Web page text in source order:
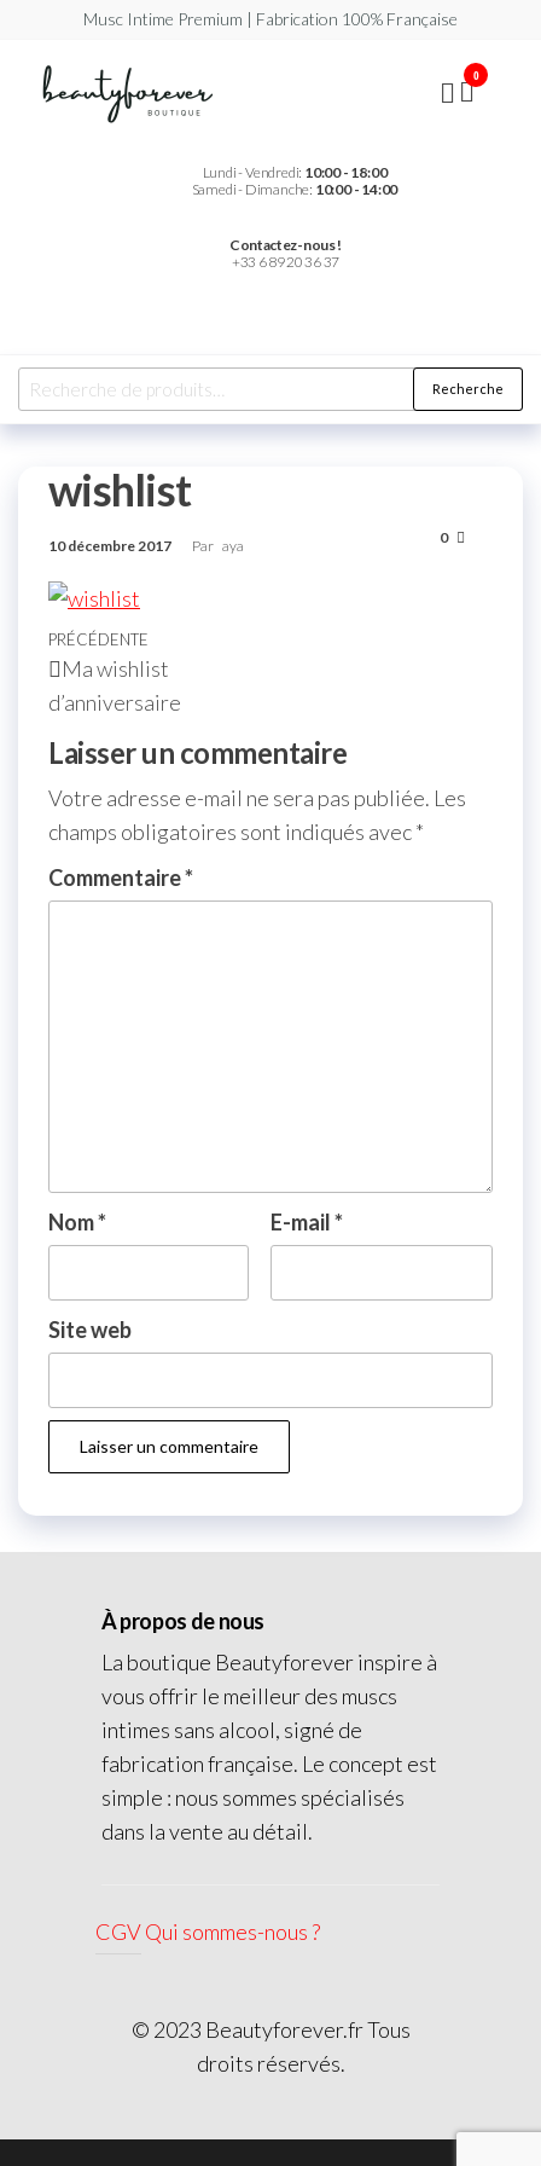
Musc Intime Premium | Fabrication 100% Française
Beautyforever
Lundi - Vendredi: 10:00 - 18:00
Samedi - Dimanche: 10:00 - 14:00
Contactez-nous !
+33 6 89 20 36 37
0
Recherche
wishlist
10 décembre 2017 Par aya 0
PRÉCÉDENTE
Ma wishlist
d’anniversaire
Laisser un commentaire
Votre adresse e-mail ne sera pas publiée. Les
champs obligatoires sont indiqués avec*
Commentaire*
Nom* E-mail*
Site web
À propos de nous
La boutique Beautyforever inspire à
vous offrir le meilleur des muscs
intimes sans alcool, signé de
fabrication française. Le concept est
simple : nous sommes spécialisés
dans la vente au détail.
CGVQui sommes-nous ?
© 2023 Beautyforever.fr Tous
droits réservés.